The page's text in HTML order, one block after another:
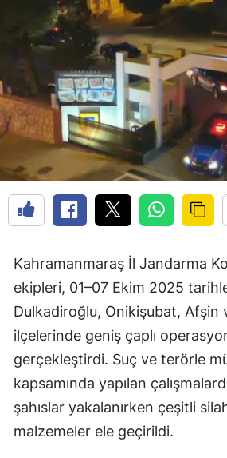
Kahramanmaraş İl Jandarma
ekipleri, 01–07 Ekim 2025
Dulkadiroğlu, Onikişubat, Afşin
ilçelerinde geniş çaplı
gerçekleştirdi. Suç ve terörle
kapsamında yapılan
şahıslar yakalanırken çeşitli
malzemeler ele geçirildi.